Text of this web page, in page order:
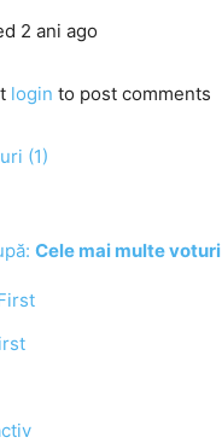
2 ani ago
login to post comments
(1)
Cele mai multe voturi